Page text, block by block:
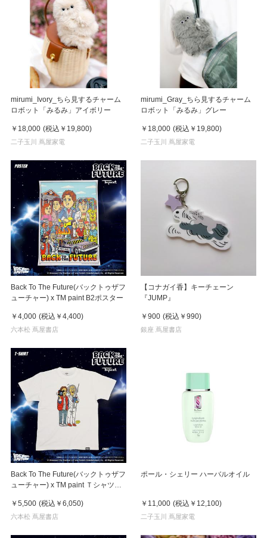
mirumi_Ivory_ちら見するチャーム
ロボット「みるみ」アイボリー
￥18,000 (税込 ￥19,800)
二子玉川 蔦屋家電
mirumi_Gray_ちら見するチャーム
ロボット「みるみ」グレー
￥18,000 (税込 ￥19,800)
二子玉川 蔦屋家電
Back To The Future(バックトゥザフ
ューチャー) x TM paint B2ポスター
￥4,000 (税込 ￥4,400)
六本松 蔦屋書店
【コナガイ香】キーチェーン
『JUMP』
￥900 (税込 ￥990)
銀座 蔦屋書店
Back To The Future(バックトゥザフ
ューチャー) x TM paint Ｔシャツ
￥5,500 (税込 ￥6,050)
六本松 蔦屋書店
ポール・シェリー ハーバルオイル
￥11,000 (税込 ￥12,100)
二子玉川 蔦屋家電